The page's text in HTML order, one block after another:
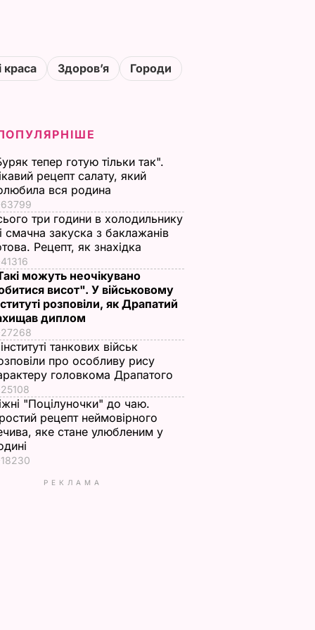
краса Здоровʼя Городи
тепер готую тільки так".
рецепт салату, який
вся родина
63799
три години в холодильнику
смачна закуска з баклажанів
Рецепт, як знахідка
41316
можуть неочікувано
висот". У військовому
розповіли, як Драпатий
диплом
27268
танкових військ
про особливу рису
головкома Драпатого
25108
"Поцілуночки" до чаю.
рецепт неймовірного
яке стане улюбленим у
18230
РЕКЛАМА